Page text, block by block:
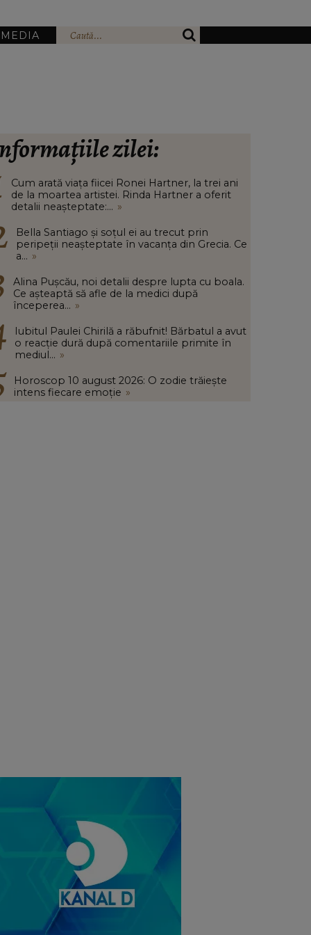
zilei:
Cum arată viața fiicei Ronei Hartner, la trei ani
de la moartea artistei. Rinda Hartner a oferit
detalii neașteptate:... »
Bella Santiago și soțul ei au trecut prin
peripeții neașteptate în vacanța din Grecia. Ce
a... »
Alina Pușcău, noi detalii despre lupta cu boala.
Ce așteaptă să afle de la medici după
începerea... »
Iubitul Paulei Chirilă a răbufnit! Bărbatul a avut
o reacție dură după comentariile primite în
mediul... »
Horoscop 10 august 2026: O zodie trăiește
intens fiecare emoție »